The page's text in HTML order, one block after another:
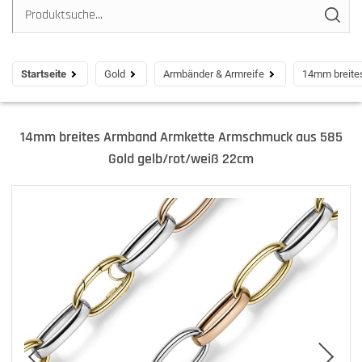
Startseite Gold Armbänder & Armreife 14mm
14mm breites Armband Armkette Armschmuck aus 585
Gold gelb/rot/weiß 22cm